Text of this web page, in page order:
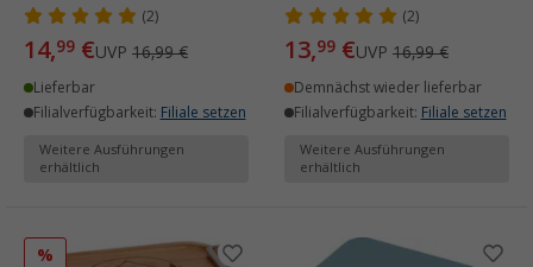
(2)
14,99 €UVP 16,99 €
Lieferbar
Filialverfügbarkeit: Filiale setzen
Weitere Ausführungen
erhältlich
(2)
13,99 €UVP 16,99 €
Demnächst wieder lieferbar
Filialverfügbarkeit: Filiale setzen
Weitere Ausführungen
erhältlich
%